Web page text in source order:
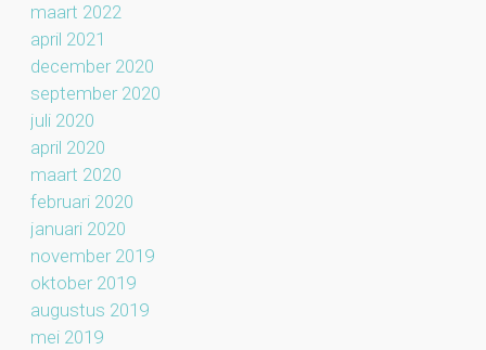
maart 2022
april 2021
december 2020
september 2020
juli 2020
april 2020
maart 2020
februari 2020
januari 2020
november 2019
oktober 2019
augustus 2019
mei 2019